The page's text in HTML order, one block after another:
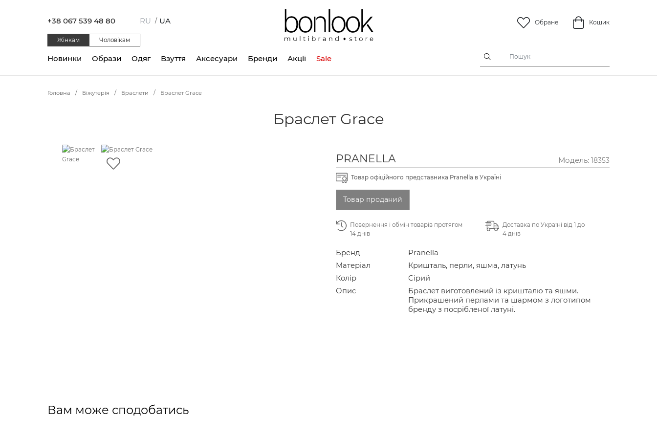
+38 067 539 48 80 RU / UA Обране Кошик
Жінкам Чоловікам
Одяг Взуття Аксесуари
Новинки Образи Бренди Акції Sale
Головна Біжутерія Браслети Браслет Grace
Браслет Grace
PRANELLA Модель: 18353
Товар офіційного представника Pranella в Україні
Товар проданий
Повернення і обмін товарів протягом
14 днів
Доставка по Україні від 1 до
4 днів
Бренд
Pranella
Матеріал
Кришталь, перли, яшма, латунь
Колір
Сірий
Опис
Браслет виготовлений із кришталю та яшми.
Прикрашений перлами та шармом з логотипом
бренду з посрібленої латуні.
Вам може сподобатись